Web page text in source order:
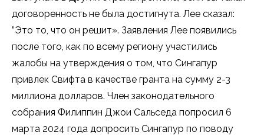
договоренность не была достигнута. Лee сказал:
”Это то, что он решит». Заявления Лee появились
после того, как по всему региону участились
жалобы на утверждения о том, что Сингапур
привлек Свифта в качестве гранта на сумму 2-3
миллиона долларов. Член законодательного
собрания Филиппин Джои Сальседа попросил 6
марта 2024 года допросить Сингапур по поводу